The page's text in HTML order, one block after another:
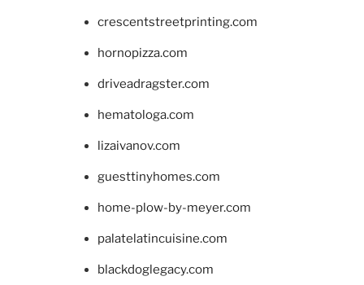
crescentstreetprinting.com
hornopizza.com
driveadragster.com
hematologa.com
lizaivanov.com
guesttinyhomes.com
home-plow-by-meyer.com
palatelatincuisine.com
blackdoglegacy.com